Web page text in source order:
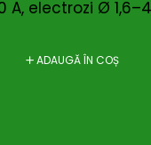
A, electrozi Ø
ADAUGĂ ÎN COȘ